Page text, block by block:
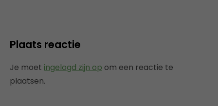
Plaats reactie
Je moet ingelogd zijn op om een reactie te
plaatsen.